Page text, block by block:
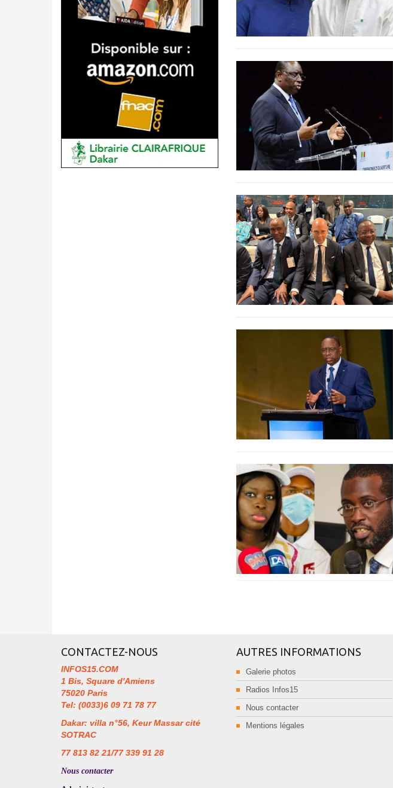
CONTACTEZ-NOUS
INFOS15.COM
1 Bis, Square d'Amiens
75020 Paris
Tel: (0033)6 09 71 78 77
Dakar: villa n°56, Keur Massar cité
SOTRAC
77 813 82 21/77 339 91 28
Nous contacter
AUTRES INFORMATIONS
Galerie photos
Radios Infos15
Nous contacter
Mentions légales